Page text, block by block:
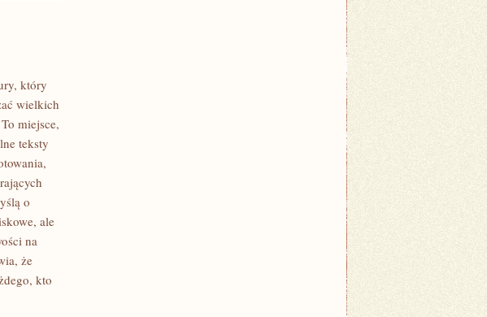
który
wielkich
miejsce,
teksty
o
ale
na
że
kto